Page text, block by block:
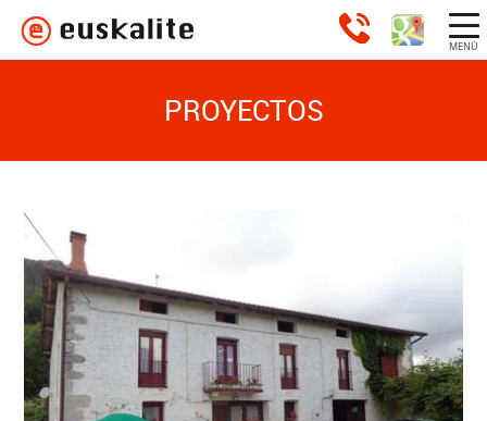
MENÚ
PROYECTOS